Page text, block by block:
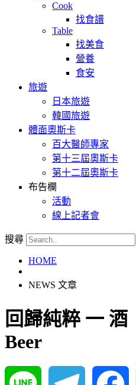
Cook
找食譜
Table
找美食
營養
食安
旅遊
日本旅遊
韓國旅遊
體面奧斯卡
百大醫師專家
第十三屆奧斯卡
第十二屆奧斯卡
布告欄
活動
線上記者會
搜尋
HOME
NEWS 文章
回歸純粹 一
Beer